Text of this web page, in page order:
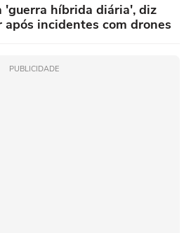
'guerra híbrida diária', diz
incidentes com drones
PUBLICIDADE